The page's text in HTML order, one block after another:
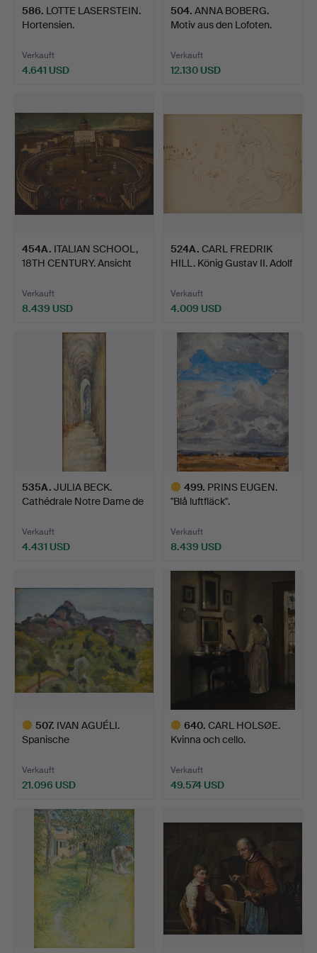
586. LOTTE LASERSTEIN.
Hortensien.
Verkauft
4.641 USD
504. ANNA BOBERG.
Motiv aus den Lofoten.
Verkauft
12.130 USD
454A. ITALIAN SCHOOL,
18TH CENTURY. Ansicht
Verkauft
8.439 USD
524A. CARL FREDRIK
HILL. König Gustav II. Adolf
Verkauft
4.009 USD
535A. JULIA BECK.
Cathédrale Notre Dame de
Verkauft
4.431 USD
499. PRINS EUGEN.
"Blå luftfläck".
Verkauft
8.439 USD
507. IVAN AGUÉLI.
Spanische
Verkauft
21.096 USD
Objekt
640. CARL HOLSØE.
Kvinna och cello.
Verkauft
49.574 USD
Objekt